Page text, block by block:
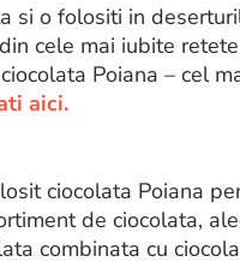
si o folositi in
cele mai iubite
Poiana – cel
aici.
ciocolata Poiana
de ciocolata,
combinata cu